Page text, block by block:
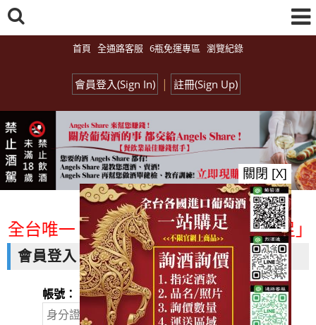
首頁 全通路客服 6瓶免運專區 瀏覽紀錄
會員登入(Sign In) | 註冊(Sign Up)
台唯一「水平及垂直整合、一次購足
會員登入
帳號：
關閉 [X]